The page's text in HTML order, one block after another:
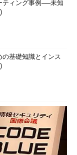
ティング事例──未知
基礎知識とインス